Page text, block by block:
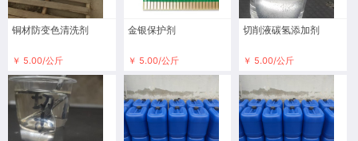
铜材防变色清洗剂
￥ 5.00/公斤
金银保护剂
￥ 5.00/公斤
切削液碳氢添加剂
￥ 5.00/公斤